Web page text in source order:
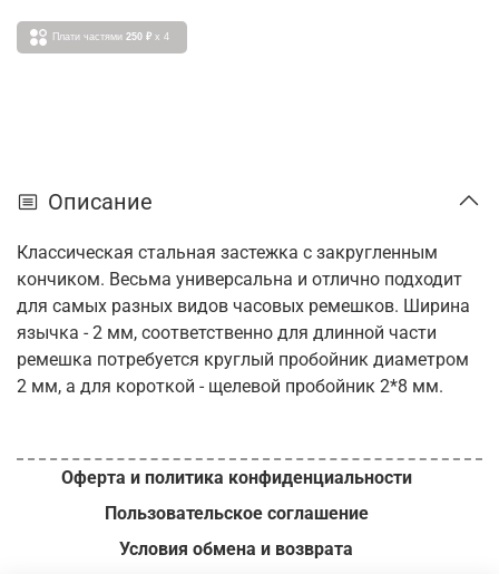
Плати частями 250 ₽ x 4
Описание
Классическая стальная застежка с закругленным
кончиком. Весьма универсальна и отлично подходит
для самых разных видов часовых ремешков. Ширина
язычка - 2 мм, соответственно для длинной части
ремешка потребуется круглый пробойник диаметром
2 мм, а для короткой - щелевой пробойник 2*8 мм.
Оферта и политика конфиденциальности
Пользовательское соглашение
Условия обмена и возврата